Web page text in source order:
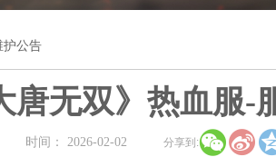
新闻消息 游戏公告
告
护公告
唐无双》热血服
时间： 2026-02-02 分享到: